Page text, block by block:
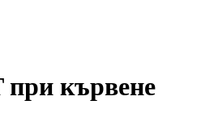
при кървене